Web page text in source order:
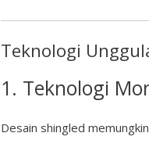
Teknologi
1. Teknologi
Desain shingled